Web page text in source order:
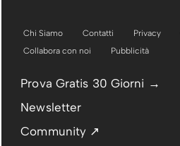
Chi Siamo Contatti Privacy
Collabora con noi
Pubblicità
Prova Gratis 30 Giorni →
Newsletter
Community ↗